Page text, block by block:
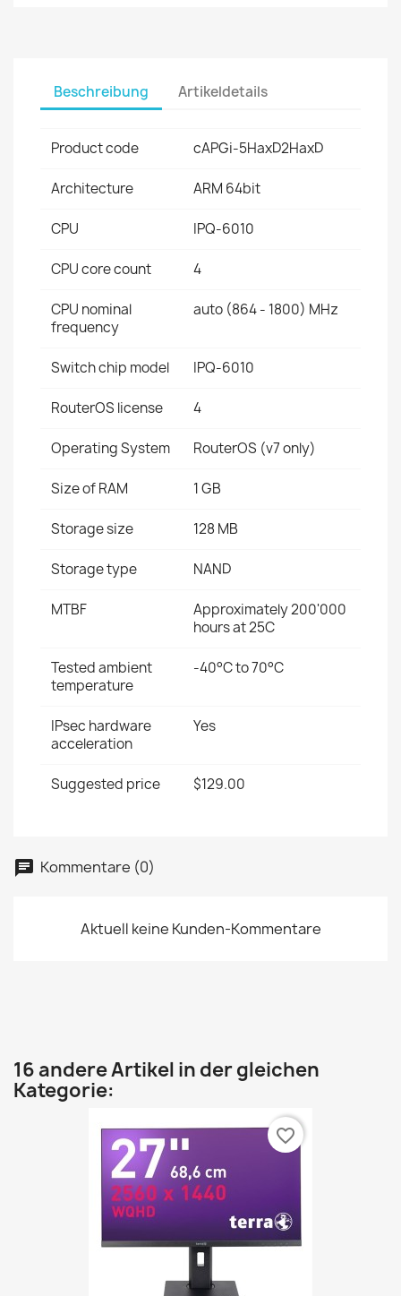
Beschreibung Artikeldetails
Product code cAPGi-5HaxD2HaxD
Architecture ARM 64bit
CPU IPQ-6010
CPU core count 4
CPU nominal
frequency
auto (864 - 1800) MHz
Switch chip model IPQ-6010
RouterOS license 4
Operating System RouterOS (v7 only)
Size of RAM 1 GB
Storage size 128 MB
Storage type NAND
MTBF
Approximately 200'000
hours at 25C
Tested ambient
temperature
-40°C to 70°C
IPsec hardware
acceleration
Yes
Suggested price $129.00
Kommentare (0)
Aktuell keine Kunden-Kommentare
16 andere Artikel in der gleichen
Kategorie:
favorite_border